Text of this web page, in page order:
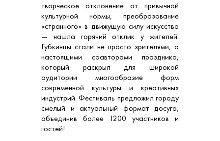
творческое отклонение от привычной
культурной нормы, преобразование
«странного» в движущую силу искусства
— нашла горячий отклик у жителей.
Губкинцы стали не просто зрителями, а
настоящими соавторами праздника,
который раскрыл для широкой
аудитории многообразие форм
современной культуры и креативных
индустрий. Фестиваль предложил городу
смелый и актуальный формат досуга,
объединив более 1200 участников и
гостей!